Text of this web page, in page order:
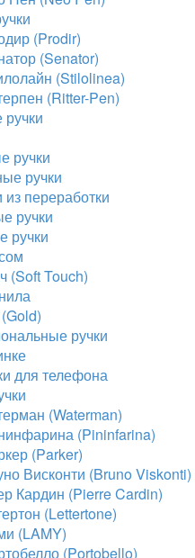
(Prodir)
(Senator)
(Stilolinea)
(Ritter-Pen)
ручки
ручки
из переработки
ручки
ручки
(Soft Touch)
ручки
для телефона
(Waterman)
(Pininfarina)
(Parker)
Висконти (Bruno Viskonti)
Кардин (Pierre Cardin)
(Lettertone)
(LAMY)
(Portobello)